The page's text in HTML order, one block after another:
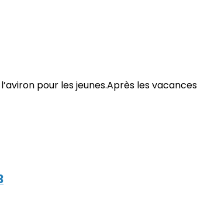
pour les jeunes.Après les